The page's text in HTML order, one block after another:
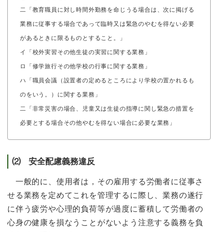
二「教育職員に対し時間外勤務を命じうる場合は、次に掲げる
業務に従事する場合であって臨時又は緊急のやむを得ない必要
があるときに限るものとすること。」
イ「校外実習その他生徒の実習に関する業務」
ロ「修学旅行その他学校の行事に関する業務」
ハ「職員会議（設置者の定めるところにより学校の置かれるも
のをいう。）に関する業務」
二「非常災害の場合、児童又は生徒の指導に関し緊急の措置を
必要とする場合その他やむを得ない場合に必要な業務」
⑵ 安全配慮義務違反
一般的に、使用者は，その雇用する労働者に従事さ
せる業務を定めてこれを管理するに際し、業務の遂行
に伴う疲労や心理的負荷等が過度に蓄積して労働者の
心身の健康を損なうことがないよう注意する義務を負